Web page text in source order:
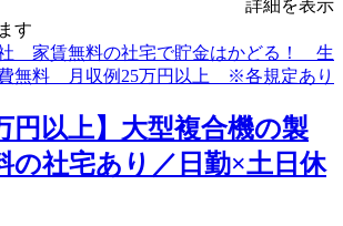
詳細を表示
す
円以上】大型複合機の製
の社宅あり／日勤×土日休